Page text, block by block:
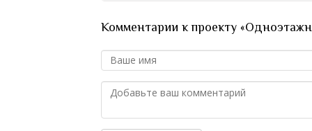
Комментарии к проекту